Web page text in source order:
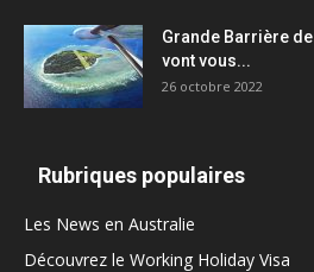
Grande Barrière
vont vous...
26 octobre 2022
Rubriques populaires
Les News en Australie
Découvrez le Working Holiday Visa